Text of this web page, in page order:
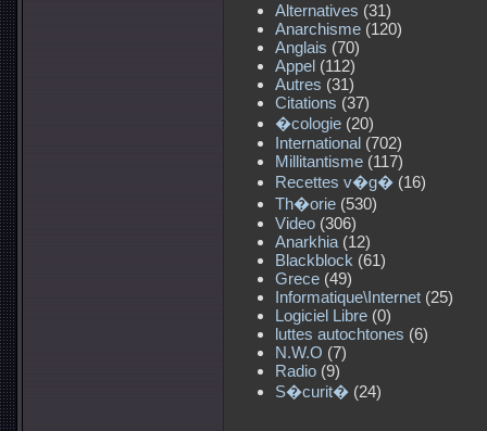
Alternatives (31)
Anarchisme (120)
Anglais (70)
Appel (112)
Autres (31)
Citations (37)
�cologie (20)
International (702)
Millitantisme (117)
Recettes v�g� (16)
Th�orie (530)
Video (306)
Anarkhia (12)
Blackblock (61)
Grece (49)
Informatique\Internet (25)
Logiciel Libre (0)
luttes autochtones (6)
N.W.O (7)
Radio (9)
S�curit� (24)